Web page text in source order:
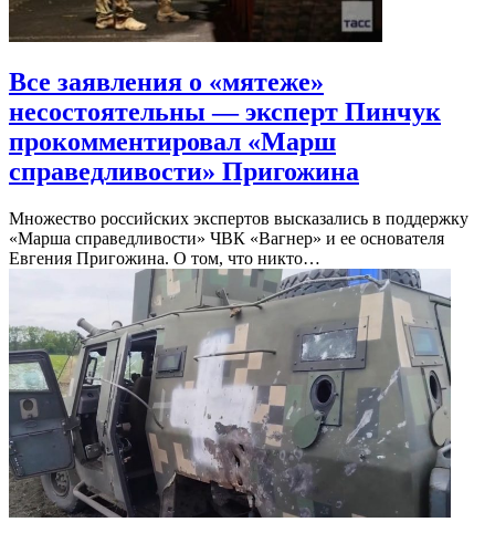
Все заявления о «мятеже»
несостоятельны — эксперт Пинчук
прокомментировал «Марш
справедливости» Пригожина
Множество российских экспертов высказались в поддержку
«Марша справедливости» ЧВК «Вагнер» и ее основателя
Евгения Пригожина. О том, что никто…